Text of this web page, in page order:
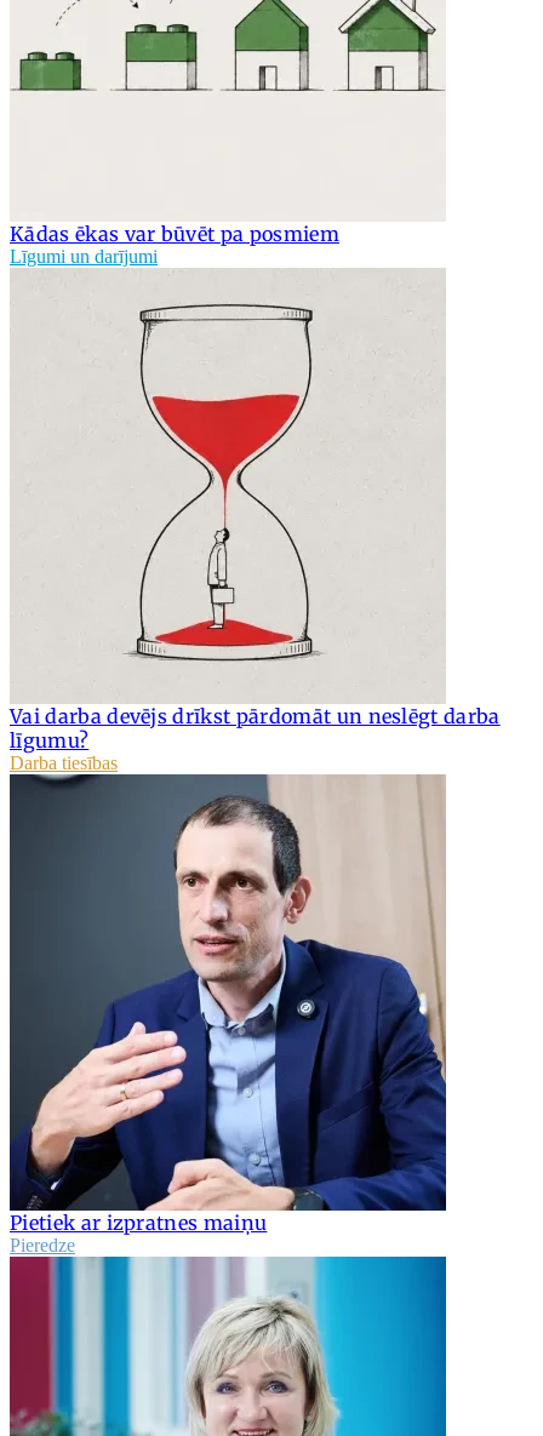
Kādas ēkas var būvēt pa posmiem
Līgumi un darījumi
Vai darba devējs drīkst pārdomāt un neslēgt darba
līgumu?
Darba tiesības
Pietiek ar izpratnes maiņu
Pieredze